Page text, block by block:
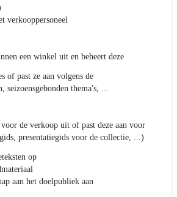
verkooppersoneel
een winkel uit en beheert deze
of past ze aan volgens de
seizoensgebonden thema's, ...
de verkoop uit of past deze aan voor
presentatiegids voor de collectie, ...)
op
aan het doelpubliek aan